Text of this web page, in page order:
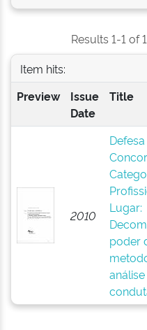
Results 1-1 of
Item hits:
Preview
Issue
Date
Title
2010
Lugar:
poder